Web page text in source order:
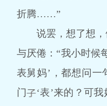
折腾……”
说罢，想了想，
与厌倦：“我小时候
表舅妈’，都想问
门
‘表’来的？可